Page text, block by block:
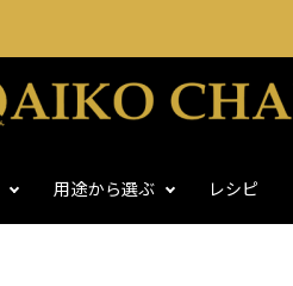
用途から選ぶ レシピ